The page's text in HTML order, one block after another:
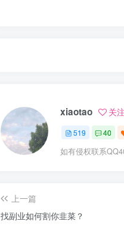
xiaotao 关注
519 40
如有侵权联系
上一篇
找副业如何割你韭菜？